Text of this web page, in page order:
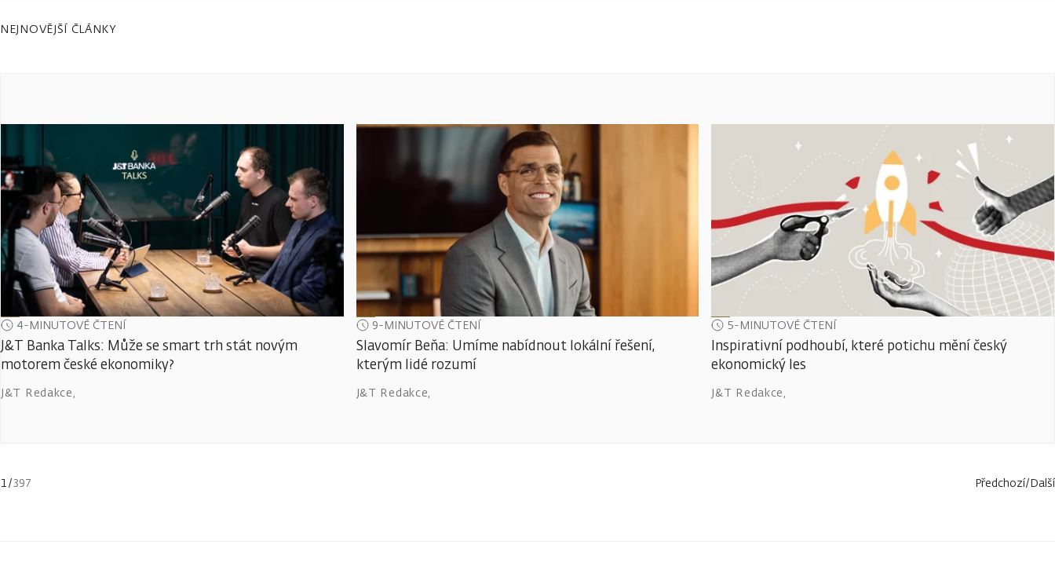
NEJNOVĚJŠÍ ČLÁNKY
4-MINUTOVÉ ČTENÍ
J&T Banka Talks: Může se smart trh stát novým
motorem české ekonomiky?
J&T Redakce,
9-MINUTOVÉ ČTENÍ
Slavomír Beňa: Umíme nabídnout lokální řešení,
kterým lidé rozumí
J&T Redakce,
5-MINUTOVÉ ČTENÍ
Inspirativní podhoubí, které potichu mění český
ekonomický les
J&T Redakce,
1/397 Předchozí/Další